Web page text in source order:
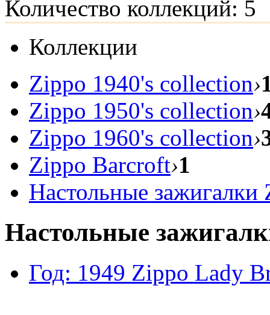
Количество коллекций: 5
Коллекции
Zippo 1940's collection›
Zippo 1950's collection›
Zippo 1960's collection›
Zippo Barcroft›1
Настольные зажигалки
Настольные
Год: 1949 Zippo Lady